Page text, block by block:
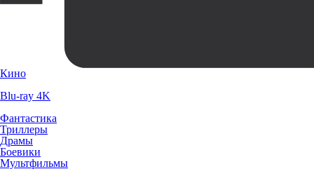
Кино
Blu-ray 4K
Фантастика
Триллеры
Драмы
Боевики
Мультфильмы